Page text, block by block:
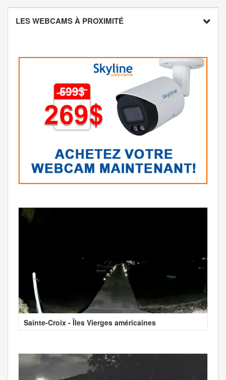
LES WEBCAMS À PROXIMITÉ
Sainte-Croix - Îles Vierges américaines